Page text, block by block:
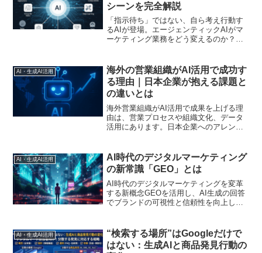
シーンを完全解説
「指示待ち」ではない、自ら考え行動す
るAIが登場。エージェンティックAIがマ
ーケティング業務をどう変えるのか？広
までを専門家が徹底解説します
AI・生成AI活用
海外の営業組織がAI活用で成功す
る理由｜日本企業が抱える課題と
の違いとは
海外営業組織がAI活用で成果を上げる理
由は、営業プロセスや組織文化、データ
活用にあります。日本企業へのアレンジ
AI・生成AI活用
AI時代のデジタルマーケティング
の新常識「GEO」とは
AI時代のデジタルマーケティングを変革
する新概念GEOを活用し、AI生成の回答
でブランドの可視性と信頼性を向上しま
AI・生成AI活用
“検索する場所”はGoogleだけで
はない：生成AIと商品発見行動の